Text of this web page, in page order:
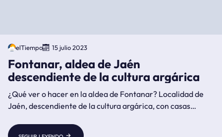
elTiempo 15 julio 2023
Fontanar, aldea de Jaén
descendiente de la cultura argárica
¿Qué ver o hacer en la aldea de Fontanar? Localidad de
Jaén, descendiente de la cultura argárica, con casas
al Sur del Parque Natural de Cazorla junto al río Guadiana